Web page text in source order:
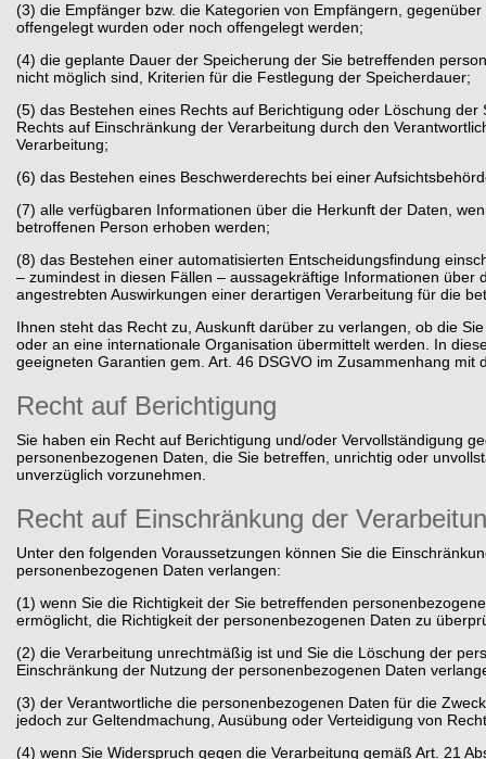
(3) die Empfänger bzw. die Kategorien von Empfängern,
offengelegt wurden oder noch offengelegt werden;
(4) die geplante Dauer der Speicherung der Sie betreffenden
nicht möglich sind, Kriterien für die Festlegung der Speicherdauer;
(5) das Bestehen eines Rechts auf Berichtigung oder Löschung
Rechts auf Einschränkung der Verarbeitung durch den
Verarbeitung;
(6) das Bestehen eines Beschwerderechts bei einer
(7) alle verfügbaren Informationen über die Herkunft der Daten,
betroffenen Person erhoben werden;
(8) das Bestehen einer automatisierten Entscheidungsfindung
– zumindest in diesen Fällen – aussagekräftige Informationen über
angestrebten Auswirkungen einer derartigen Verarbeitung für die
Ihnen steht das Recht zu, Auskunft darüber zu verlangen, ob die
oder an eine internationale Organisation übermittelt werden. In
geeigneten Garantien gem. Art. 46 DSGVO im Zusammenhang mit
Recht auf Berichtigung
Sie haben ein Recht auf Berichtigung und/oder Vervollständigung
personenbezogenen Daten, die Sie betreffen, unrichtig oder
unverzüglich vorzunehmen.
Recht auf Einschränkung der
Unter den folgenden Voraussetzungen können Sie die
personenbezogenen Daten verlangen:
(1) wenn Sie die Richtigkeit der Sie betreffenden
ermöglicht, die Richtigkeit der personenbezogenen Daten zu
(2) die Verarbeitung unrechtmäßig ist und Sie die Löschung der
Einschränkung der Nutzung der personenbezogenen Daten
(3) der Verantwortliche die personenbezogenen Daten für die
jedoch zur Geltendmachung, Ausübung oder Verteidigung von
(4) wenn Sie Widerspruch gegen die Verarbeitung gemäß Art. 21